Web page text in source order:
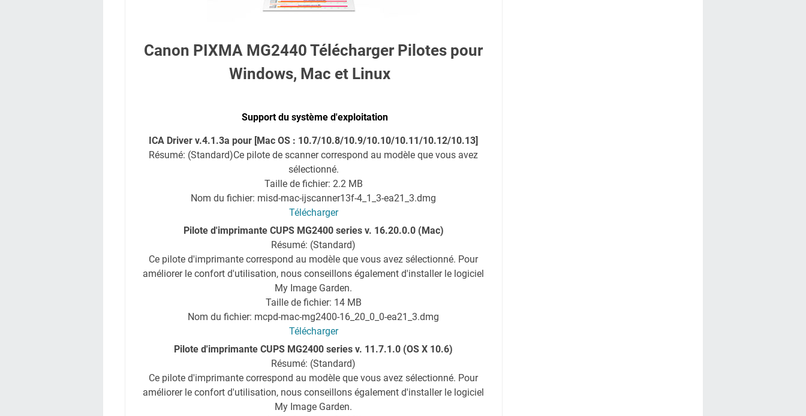
Canon PIXMA MG2440 Télécharger Pilotes pour
Windows, Mac et Linux
Support du système d'exploitation
ICA Driver v.4.1.3a pour [Mac OS : 10.7/10.8/10.9/10.10/10.11/10.12/10.13]
Résumé: (Standard)Ce pilote de scanner correspond au modèle que vous avez
sélectionné.
Taille de fichier: 2.2 MB
Nom du fichier: misd-mac-ijscanner13f-4_1_3-ea21_3.dmg
Télécharger
Pilote d'imprimante CUPS MG2400 series v. 16.20.0.0 (Mac)
Résumé: (Standard)
Ce pilote d'imprimante correspond au modèle que vous avez sélectionné. Pour
améliorer le confort d'utilisation, nous conseillons également d'installer le logiciel
My Image Garden.
Taille de fichier: 14 MB
Nom du fichier: mcpd-mac-mg2400-16_20_0_0-ea21_3.dmg
Télécharger
Pilote d'imprimante CUPS MG2400 series v. 11.7.1.0 (OS X 10.6)
Résumé: (Standard)
Ce pilote d'imprimante correspond au modèle que vous avez sélectionné. Pour
améliorer le confort d'utilisation, nous conseillons également d'installer le logiciel
My Image Garden.